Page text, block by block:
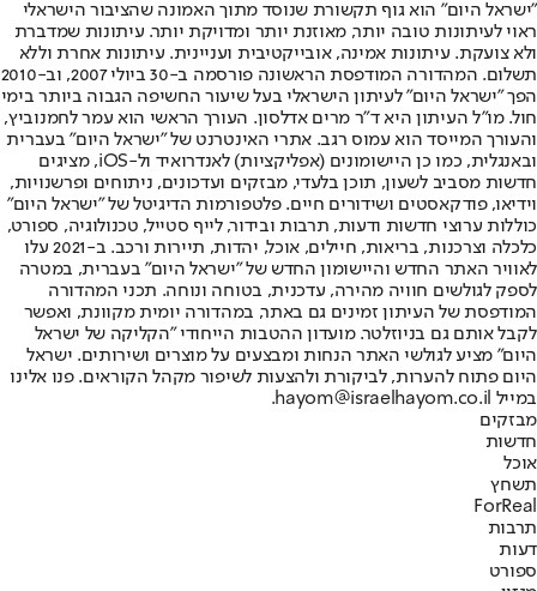
"ישראל היום" הוא גוף תקשורת שנוסד מתוך האמונה שהציבור הישראלי
ראוי לעיתונות טובה יותר, מאוזנת יותר ומדויקת יותר. עיתונות שמדברת
ולא צועקת. עיתונות אמינה, אובייקטיבית ועניינית. עיתונות אחרת וללא
תשלום. המהדורה המודפסת הראשונה פורסמה ב-30 ביולי 2007, וב-2010
הפך "ישראל היום" לעיתון הישראלי בעל שיעור החשיפה הגבוה ביותר בימי
חול. מו"ל העיתון היא ד"ר מרים אדלסון. העורך הראשי הוא עמר לחמנוביץ,
והעורך המייסד הוא עמוס רגב. אתרי האינטרנט של "ישראל היום" בעברית
ובאנגלית, כמו כן היישומונים (אפליקציות) לאנדרואיד ול-iOS, מציגים
חדשות מסביב לשעון, תוכן בלעדי, מבזקים ועדכונים, ניתוחים ופרשנויות,
וידיאו, פודקאסטים ושידורים חיים. פלטפורמות הדיגיטל של "ישראל היום"
כוללות ערוצי חדשות ודעות, תרבות ובידור, לייף סטייל, טכנולוגיה, ספורט,
כלכלה וצרכנות, בריאות, חיילים, אוכל, יהדות, תיירות ורכב. ב-2021 עלו
לאוויר האתר החדש והיישומון החדש של "ישראל היום" בעברית, במטרה
לספק לגולשים חוויה מהירה, עדכנית, בטוחה ונוחה. תכני המהדורה
המודפסת של העיתון זמינים גם באתר, במהדורה יומית מקוונת, ואפשר
לקבל אותם גם בניוזלטר. מועדון ההטבות הייחודי "הקליקה של ישראל
היום" מציע לגולשי האתר הנחות ומבצעים על מוצרים ושירותים. ישראל
היום פתוח להערות, לביקורת ולהצעות לשיפור מקהל הקוראים. פנו אלינו
במייל hayom@israelhayom.co.il.
מבזקים
חדשות
אוכל
תשחץ
ForReal
תרבות
דעות
ספורט